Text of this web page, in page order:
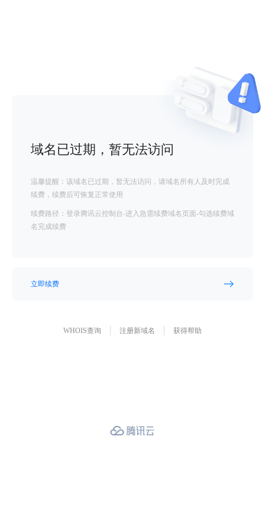
域名已过期，暂无法访问
温馨提醒：该域名已过期，暂无法访问，请域名所有人及时完成
续费，续费后可恢复正常使用
续费路径：登录腾讯云控制台-进入急需续费域名页面-勾选续费域
名完成续费
立即续费
WHOIS查询 注册新域名 获得帮助